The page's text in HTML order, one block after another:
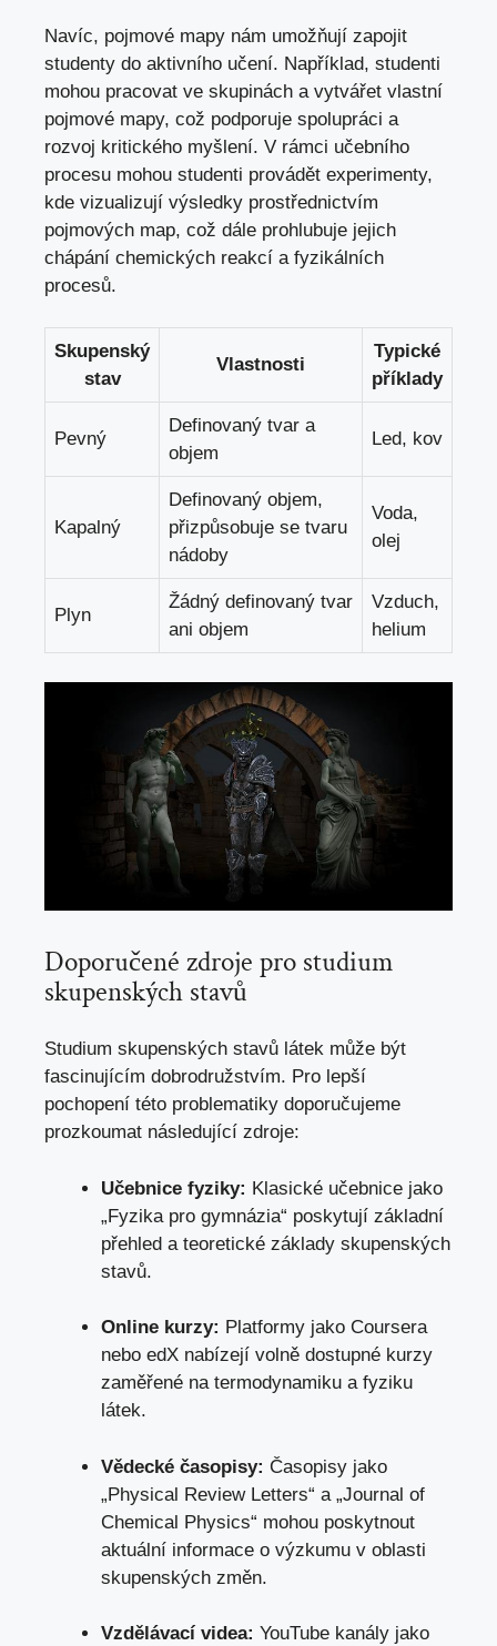
Navíc, pojmové mapy nám umožňují zapojit
studenty do aktivního učení. Například, studenti
mohou pracovat ve skupinách a vytvářet vlastní
pojmové mapy, což podporuje spolupráci a
rozvoj kritického myšlení. V rámci učebního
procesu mohou studenti provádět experimenty,
kde vizualizují výsledky prostřednictvím
pojmových map, což dále prohlubuje jejich
chápání chemických reakcí a fyzikálních
procesů.
Skupenský
stav
Vlastnosti
Typické
příklady
Pevný
Definovaný tvar a
objem
Led, kov
Kapalný
Definovaný objem,
přizpůsobuje se tvaru
nádoby
Voda,
olej
Plyn
Žádný definovaný tvar
ani objem
Vzduch,
helium
Doporučené zdroje pro studium
skupenských stavů
Studium skupenských stavů látek může být
fascinujícím dobrodružstvím. Pro lepší
pochopení této problematiky doporučujeme
prozkoumat následující zdroje:
Učebnice fyziky: Klasické učebnice jako
„Fyzika pro gymnázia“ poskytují základní
přehled a teoretické základy skupenských
stavů.
Online kurzy: Platformy jako Coursera
nebo edX nabízejí volně dostupné kurzy
zaměřené na termodynamiku a fyziku
látek.
Vědecké časopisy: Časopisy jako
„Physical Review Letters“ a „Journal of
Chemical Physics“ mohou poskytnout
aktuální informace o výzkumu v oblasti
skupenských změn.
Vzdělávací videa: YouTube kanály jako